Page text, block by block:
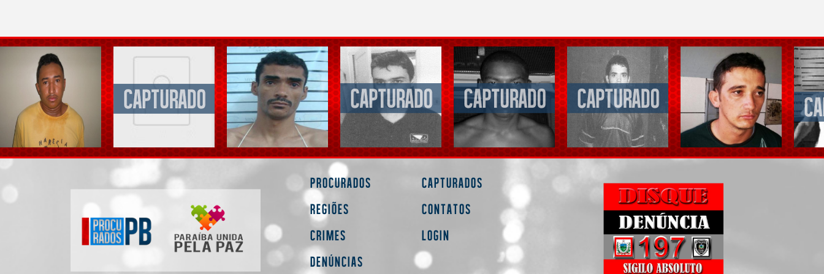
Procurados
Regiões
Crimes
Denúncias
Capturados
Contatos
Login